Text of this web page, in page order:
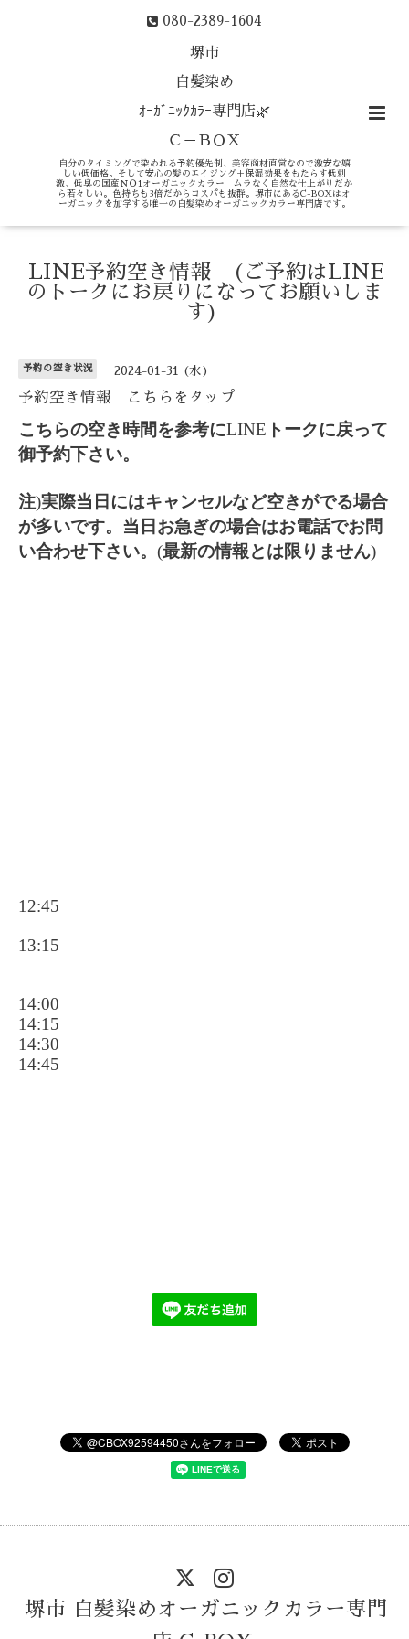
080-2389-1604
堺市
白髪染め
ｵｰｶﾞﾆｯｸｶﾗｰ専門店🌿
Ｃ－ＢＯＸ
自分のタイミングで染めれる予約優先制、美容商材直営なので激安な嬉
しい低価格。そして安心の髪のエイジング＋保湿効果をもたらす低刺
激、低臭の国産ＮＯ1オーガニックカラー ムラなく自然な仕上がりだか
ら若々しい。色持ちも3倍だからコスパも抜群。堺市にあるC-BOXはオ
ーガニックを加学する唯一の白髪染めオーガニックカラー専門店です。
LINE予約空き情報 (ご予約はLINE
のトークにお戻りになってお願いしま
す)
予約の空き状況 2024-01-31 (水)
予約空き情報 こちらをタップ
こちらの空き時間を参考にLINE トークに戻って
御予約下さい。
注)実際当日にはキャンセルなど空きがでる場合
が多いです。当日お急ぎの場合はお電話でお問
い合わせ下さい。 (最新の情報とは限りません)
12:45
13:15
14:00
14:15
14:30
14:45
堺市 白髪染めオーガニックカラー専門